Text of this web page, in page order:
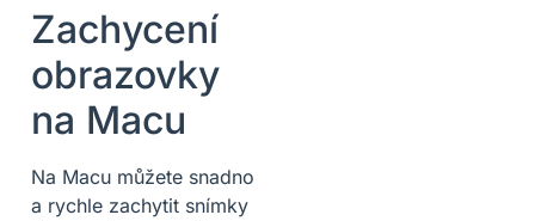
Zachycení
obrazovky
na Macu
Na Macu můžete snadno
a rychle zachytit snímky